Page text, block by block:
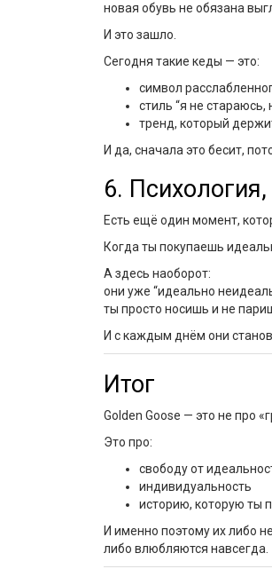
новая обувь не обязана
И это зашло.
Сегодня такие кеды — это:
символ
стиль “я не стараюсь,
тренд, который
И да, сначала это бесит,
6.
Есть ещё один момент,
Когда ты покупаешь
А здесь наоборот:
они уже “идеально
ты просто носишь и не
И с каждым днём они
Итог
Golden Goose — это не про
Это про:
свободу от
индивидуальность
историю, которую ты
И именно поэтому их либо
либо влюбляются навсегда.